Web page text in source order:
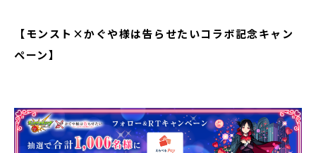
【モンスト×かぐや様は告らせたいコラボ記念キャン
ペーン】